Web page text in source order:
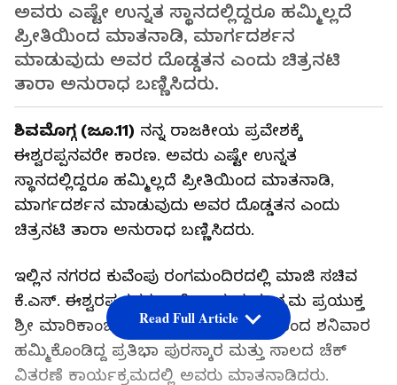
ಅವರು ಎಷ್ಟೇ ಉನ್ನತ ಸ್ಥಾನದಲ್ಲಿದ್ದರೂ ಹಮ್ಮಿಲ್ಲದೆ
ಪ್ರೀತಿಯಿಂದ ಮಾತನಾಡಿ, ಮಾರ್ಗದರ್ಶನ
ಮಾಡುವುದು ಅವರ ದೊಡ್ಡತನ ಎಂದು ಚಿತ್ರನಟಿ
ತಾರಾ ಅನುರಾಧ ಬಣ್ಣಿಸಿದರು.
ಶಿವಮೊಗ್ಗ (ಜೂ.11) ನನ್ನ ರಾಜಕೀಯ ಪ್ರವೇಶಕ್ಕೆ
ಈಶ್ವರಪ್ಪನವರೇ ಕಾರಣ. ಅವರು ಎಷ್ಟೇ ಉನ್ನತ
ಸ್ಥಾನದಲ್ಲಿದ್ದರೂ ಹಮ್ಮಿಲ್ಲದೆ ಪ್ರೀತಿಯಿಂದ ಮಾತನಾಡಿ,
ಮಾರ್ಗದರ್ಶನ ಮಾಡುವುದು ಅವರ ದೊಡ್ಡತನ ಎಂದು
ಚಿತ್ರನಟಿ ತಾರಾ ಅನುರಾಧ ಬಣ್ಣಿಸಿದರು.
ಇಲ್ಲಿನ ನಗರದ ಕುವೆಂಪು ರಂಗಮಂದಿರದಲ್ಲಿ ಮಾಜಿ ಸಚಿವ
ಕೆ.ಎಸ್‌. ಈಶ್ವರಪ್ಪನವರ 75ನೇ ಅಮೃತ ಸಂಭ್ರಮ ಪ್ರಯುಕ್ತ
ಶ್ರೀ ಮಾರಿಕಾಂಬಾ ಮೈಕ್ರೋ ಫೈನಾನ್ಸ್‌ ವತಿಯಿಂದ ಶನಿವಾರ
ಹಮ್ಮಿಕೊಂಡಿದ್ದ ಪ್ರತಿಭಾ ಪುರಸ್ಕಾರ ಮತ್ತು ಸಾಲದ ಚೆಕ್‌
ವಿತರಣೆ ಕಾರ್ಯಕ್ರಮದಲ್ಲಿ ಅವರು ಮಾತನಾಡಿದರು.
Read Full Article